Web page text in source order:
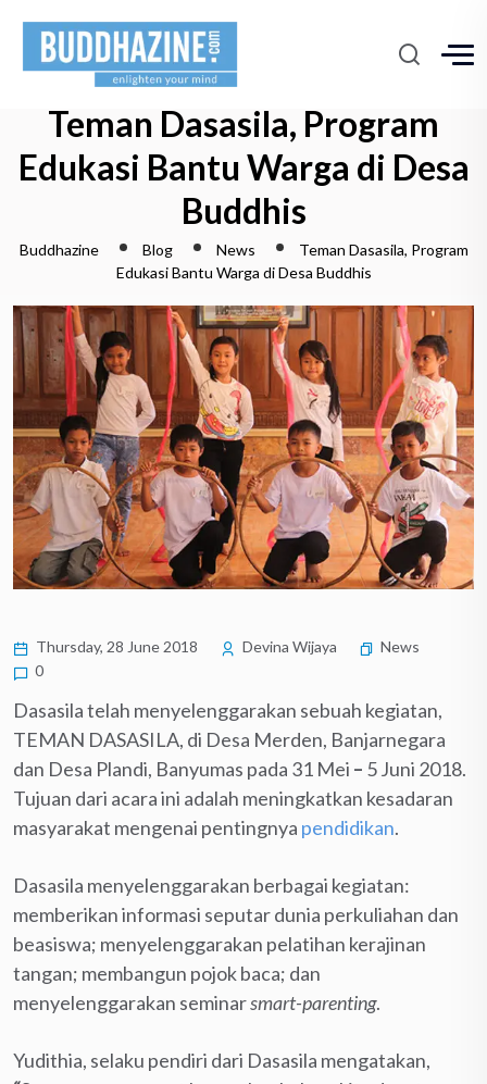
Teman Dasasila, Program
Edukasi Bantu Warga di Desa
Buddhis
Buddhazine Blog News
Teman Dasasila, Program
Edukasi Bantu Warga di Desa Buddhis
Thursday, 28 June 2018 Devina Wijaya
News
0
Dasasila telah menyelenggarakan sebuah kegiatan,
TEMAN DASASILA, di Desa Merden, Banjarnegara
dan Desa Plandi, Banyumas pada 31 Mei – 5 Juni 2018.
Tujuan dari acara ini adalah meningkatkan kesadaran
masyarakat mengenai pentingnya pendidikan.
Dasasila menyelenggarakan berbagai kegiatan:
memberikan informasi seputar dunia perkuliahan dan
beasiswa; menyelenggarakan pelatihan kerajinan
tangan; membangun pojok baca; dan
menyelenggarakan seminarsmart-parenting.
Yudithia, selaku pendiri dari Dasasila mengatakan,